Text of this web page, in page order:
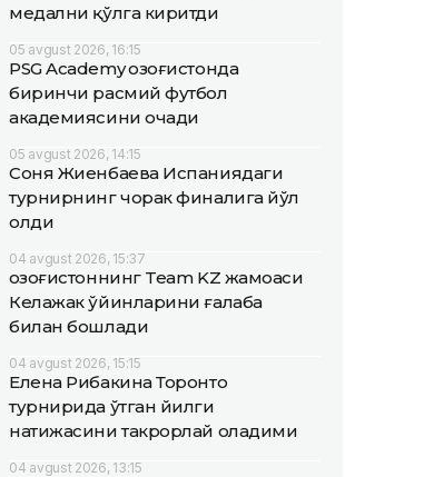
медални қўлга киритди
05 avgust 2026, 16:15
PSG Academy Қозоғистонда
биринчи расмий футбол
академиясини очади
05 avgust 2026, 14:15
Соня Жиенбаева Испаниядаги
турнирнинг чорак финалига йўл
олди
04 avgust 2026, 15:37
Қозоғистоннинг Team KZ жамоаси
Келажак ўйинларини ғалаба
билан бошлади
04 avgust 2026, 15:15
Елена Рибакина Торонто
турнирида ўтган йилги
натижасини такрорлай оладими
04 avgust 2026, 13:15